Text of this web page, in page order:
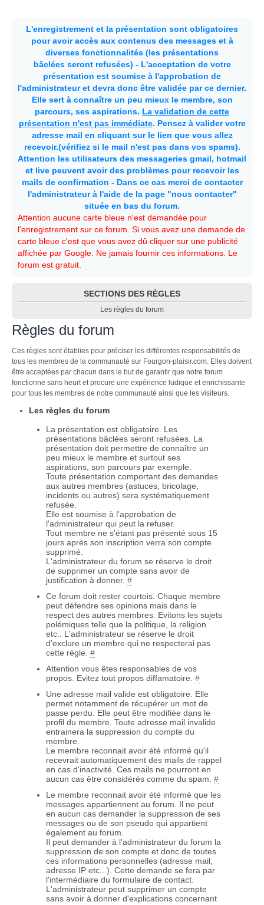
L'enregistrement et la présentation sont obligatoires
pour avoir accès aux contenus des messages et à
diverses fonctionnalités (les présentations
bâclées seront refusées) - L'acceptation de votre
présentation est soumise à l'approbation de
l'administrateur et devra donc être validée par ce dernier.
Elle sert à connaître un peu mieux le membre, son
parcours, ses aspirations. La validation de cette
présentation n'est pas immédiate. Pensez à valider votre
adresse mail en cliquant sur le lien que vous allez
recevoir.(vérifiez si le mail n'est pas dans vos spams).
Attention les utilisateurs des messageries gmail, hotmail
et live peuvent avoir des problèmes pour recevoir les
mails de confirmation - Dans ce cas merci de contacter
l'administrateur à l'aide de la page "nous contacter"
située en bas du forum.
Attention aucune carte bleue n'est demandée pour
l'enregistrement sur ce forum. Si vous avez une demande de
carte bleue c'est que vous avez dû cliquer sur une publicité
affichée par Google. Ne jamais fournir ces informations. Le
forum est gratuit.
SECTIONS DES RÈGLES
Les règles du forum
Règles du forum
Ces règles sont établies pour préciser les différentes responsabilités de
tous les membres de la communauté sur Fourgon-plaisir.com. Elles doivent
être acceptées par chacun dans le but de garantir que notre forum
fonctionne sans heurt et procure une expérience ludique et enrichissante
pour tous les membres de notre communauté ainsi que les visiteurs.
Les règles du forum
La présentation est obligatoire. Les
présentations bâclées seront refusées. La
présentation doit permettre de connaître un
peu mieux le membre et surtout ses
aspirations, son parcours par exemple.
Toute présentation comportant des demandes
aux autres membres (astuces, bricolage,
incidents ou autres) sera systématiquement
refusée.
Elle est soumise à l'approbation de
l'administrateur qui peut la refuser.
Tout membre ne s'étant pas présenté sous 15
jours après son inscription verra son compte
supprimé.
L'administrateur du forum se réserve le droit
de supprimer un compte sans avoir de
justification à donner. #
Ce forum doit rester courtois. Chaque membre
peut défendre ses opinions mais dans le
respect des autres membres. Evitons les sujets
polémiques telle que la politique, la religion
etc.. L'administrateur se réserve le droit
d'exclure un membre qui ne respecterai pas
cette règle. #
Attention vous êtes responsables de vos
propos. Evitez tout propos diffamatoire. #
Une adresse mail valide est obligatoire. Elle
permet notamment de récupérer un mot de
passe perdu. Elle peut être modifiée dans le
profil du membre. Toute adresse mail invalide
entrainera la suppression du compte du
membre.
Le membre reconnait avoir été informé qu'il
recevrait automatiquement des mails de rappel
en cas d'inactivité. Ces mails ne pourront en
aucun cas être considérés comme du spam. #
Le membre reconnait avoir été informé que les
messages appartiennent au forum. Il ne peut
en aucun cas demander la suppression de ses
messages ou de son pseudo qui appartient
également au forum.
Il peut demander à l'administrateur du forum la
suppression de son compte et donc de toutes
ces informations personnelles (adresse mail,
adresse IP etc...). Cette demande se fera par
l'intermédiaire du formulaire de contact.
L'administrateur peut supprimer un compte
sans avoir à donner d'explications concernant